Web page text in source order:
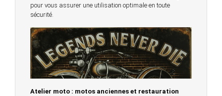
pour vous assurer une utilisation optimale en toute
sécurité.
Atelier moto : motos anciennes et restauration